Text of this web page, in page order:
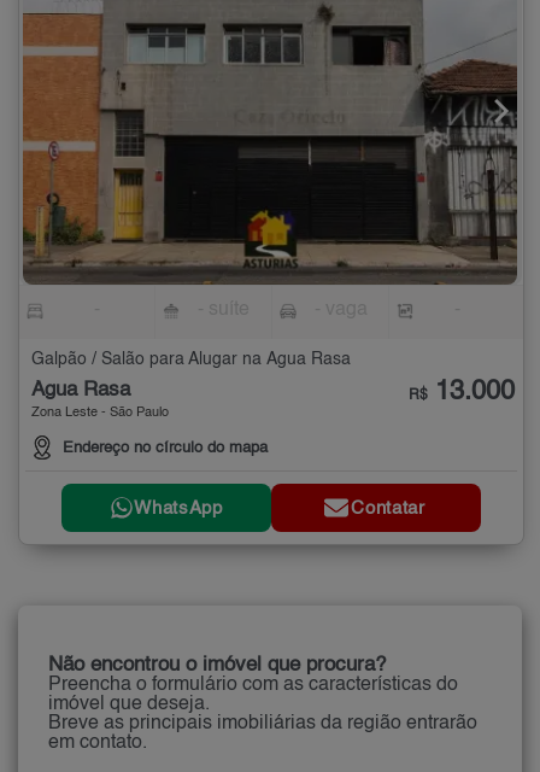
Galpão / Salão para Alugar na Água Rasa
Água Rasa
Zona Leste - São Paulo
Endereço no círculo do mapa
R$ 13.000
WhatsApp Contatar
Não encontrou o imóvel que procura?
Preencha o formulário com as características do
imóvel que deseja.
Breve as principais imobiliárias da região entrarão
em contato.